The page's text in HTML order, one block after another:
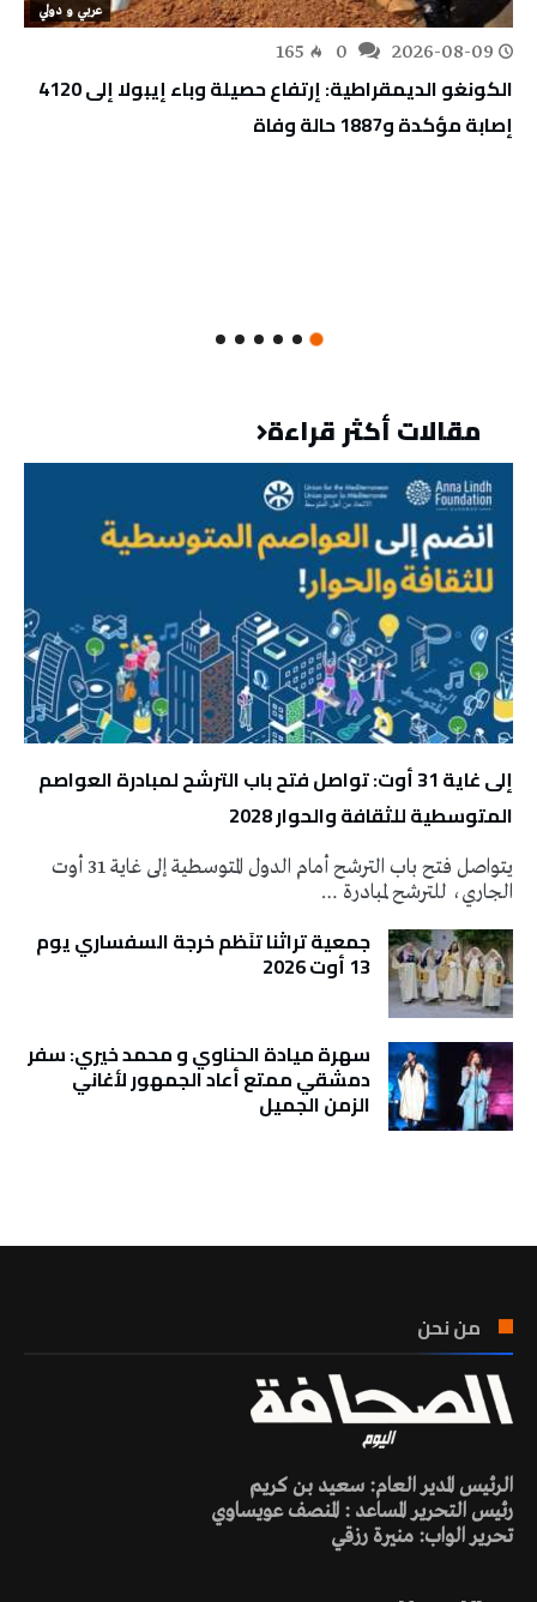
عربي و دولي
2026-08-09
165
الكونغو الديمقراطية: إرتفاع حصيلة وباء إيبولا إلى 4120
إصابة مؤكدة و1887 حالة وفاة
مقالات أكثر قراءة
إلى غاية 31 أوت: تواصل فتح باب الترشح لمبادرة العواصم
المتوسطية للثقافة والحوار 2028
يتواصل فتح باب الترشح أمام الدول المتوسطية إلى غاية 31 أوت
الجاري، للترشح لمبادرة …
جمعية تراثنا تنَظم خرجة السفساري يوم
13 أوت 2026
سهرة ميادة الحناوي و محمد خيري: سفر
دمشقي ممتع أعاد الجمهور لأغاني
الزمن الجميل
من نحن
الرئيس المدير العام: سعيد بن كريم
رئيس التحرير المساعد : المنصف عويساوي
تحرير الواب: منيرة رزقي